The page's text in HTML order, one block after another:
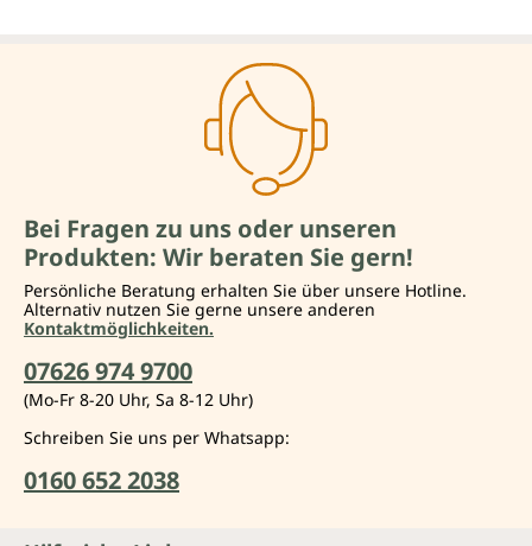
Bei Fragen zu uns oder unseren
Produkten: Wir beraten Sie gern!
Persönliche Beratung erhalten Sie über unsere Hotline.
Alternativ nutzen Sie gerne unsere anderen
Kontaktmöglichkeiten.
07626 974 9700
(Mo-Fr 8-20 Uhr, Sa 8-12 Uhr)
Schreiben Sie uns per Whatsapp:
0160 652 2038